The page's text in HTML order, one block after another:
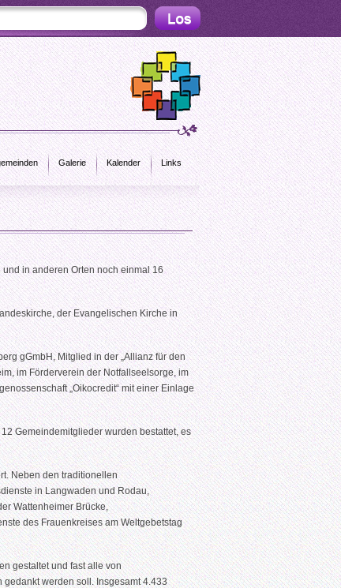
Galerie Kalender Links
in anderen Orten noch einmal 16
der Evangelischen Kirche in
gGmbH, Mitglied in der „Allianz für den
im Förderverein der Notfallseelsorge, im
„Oikocredit“ mit einer Einlage
Gemeindemitglieder wurden bestattet, es
Neben den traditionellen
in Langwaden und Rodau,
Wattenheimer Brücke,
des Frauenkreises am Weltgebetstag
gestaltet und fast alle von
werden soll. Insgesamt 4.433